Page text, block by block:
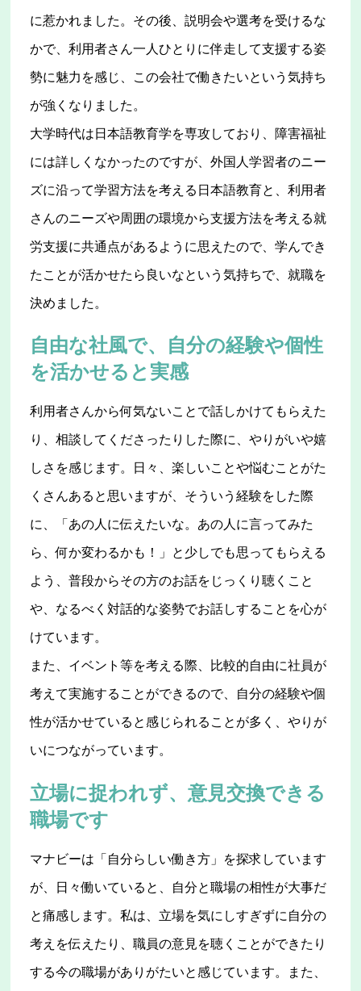
に惹かれました。その後、説明会や選考を受けるな
かで、利用者さん一人ひとりに伴走して支援する姿
勢に魅力を感じ、この会社で働きたいという気持ち
が強くなりました。
大学時代は日本語教育学を専攻しており、障害福祉
には詳しくなかったのですが、外国人学習者のニー
ズに沿って学習方法を考える日本語教育と、利用者
さんのニーズや周囲の環境から支援方法を考える就
労支援に共通点があるように思えたので、学んでき
たことが活かせたら良いなという気持ちで、就職を
決めました。
自由な社風で、自分の経験や個性
を活かせると実感
利用者さんから何気ないことで話しかけてもらえた
り、相談してくださったりした際に、やりがいや嬉
しさを感じます。日々、楽しいことや悩むことがた
くさんあると思いますが、そういう経験をした際
に、「あの人に伝えたいな。あの人に言ってみた
ら、何か変わるかも！」と少しでも思ってもらえる
よう、普段からその方のお話をじっくり聴くこと
や、なるべく対話的な姿勢でお話しすることを心が
けています。
また、イベント等を考える際、比較的自由に社員が
考えて実施することができるので、自分の経験や個
性が活かせていると感じられることが多く、やりが
いにつながっています。
立場に捉われず、意見交換できる
職場です
マナビーは「自分らしい働き方」を探求しています
が、日々働いていると、自分と職場の相性が大事だ
と痛感します。私は、立場を気にしすぎずに自分の
考えを伝えたり、職員の意見を聴くことができたり
する今の職場がありがたいと感じています。また、